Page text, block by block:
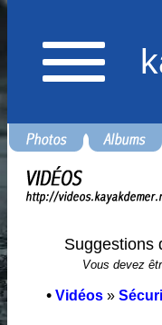
Suggestions
Vous devez
• Vidéos»